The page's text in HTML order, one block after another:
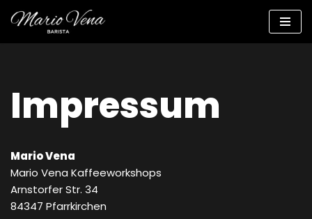
Impressum
Mario Vena
Mario Vena Kaffeeworkshops
Arnstorfer Str. 34
84347 Pfarrkirchen